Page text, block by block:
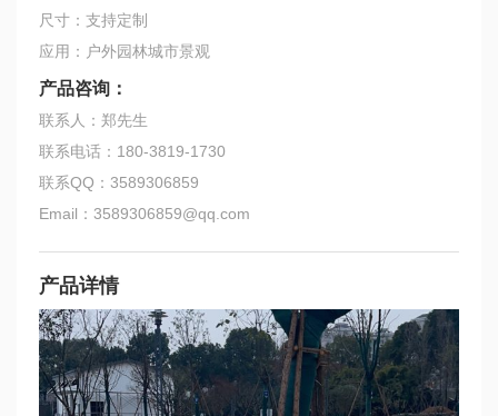
尺寸：支持定制
应用：户外园林城市景观
产品咨询：
联系人：郑先生
联系电话：180-3819-1730
联系QQ：3589306859
Email：3589306859@qq.com
产品详情